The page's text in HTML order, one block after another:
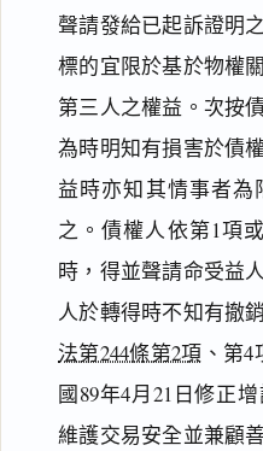
聲請發給已起訴證明
標的宜限於基於物權
第三人之權益。次按
為時明知有損害於債
益時亦知其情事者
之。債權人依第1項
時，得並聲請命受益
人於轉得時不知有撤
法第244條第2項 、第
國89年4月21日修正
維護交易安全並兼顧